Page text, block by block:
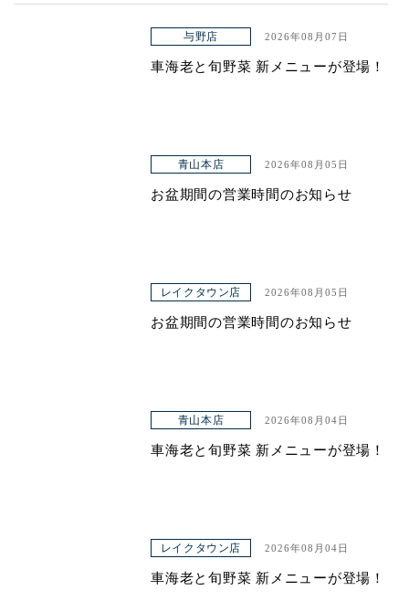
アクセス
与野店 2026年08月07日
車海老と旬野菜 新メニューが登場！
青山本店 2026年08月05日
お盆期間の営業時間のお知らせ
レイクタウン店 2026年08月05日
お盆期間の営業時間のお知らせ
青山本店 2026年08月04日
車海老と旬野菜 新メニューが登場！
レイクタウン店 2026年08月04日
車海老と旬野菜 新メニューが登場！